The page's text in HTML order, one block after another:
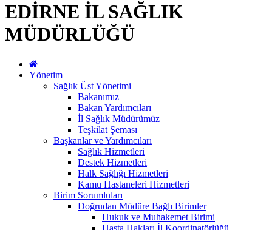
EDİRNE İL SAĞLIK
MÜDÜRLÜĞÜ
Yönetim
Sağlık Üst Yönetimi
Bakanımız
Bakan Yardımcıları
İl Sağlık Müdürümüz
Teşkilat Şeması
Başkanlar ve Yardımcıları
Sağlık Hizmetleri
Destek Hizmetleri
Halk Sağlığı Hizmetleri
Kamu Hastaneleri Hizmetleri
Birim Sorumluları
Doğrudan Müdüre Bağlı Birimler
Hukuk ve Muhakemet Birimi
Hasta Hakları İl Koordinatörlüğü